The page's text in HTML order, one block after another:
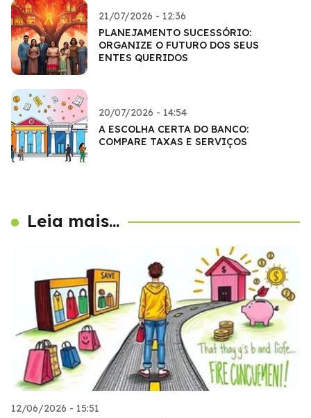
21/07/2026 - 12:36
PLANEJAMENTO SUCESSÓRIO:
ORGANIZE O FUTURO DOS SEUS
ENTES QUERIDOS
20/07/2026 - 14:54
A ESCOLHA CERTA DO BANCO:
COMPARE TAXAS E SERVIÇOS
Leia mais...
12/06/2026 - 15:51